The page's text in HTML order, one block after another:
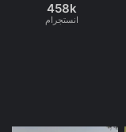
458k
انستجرام